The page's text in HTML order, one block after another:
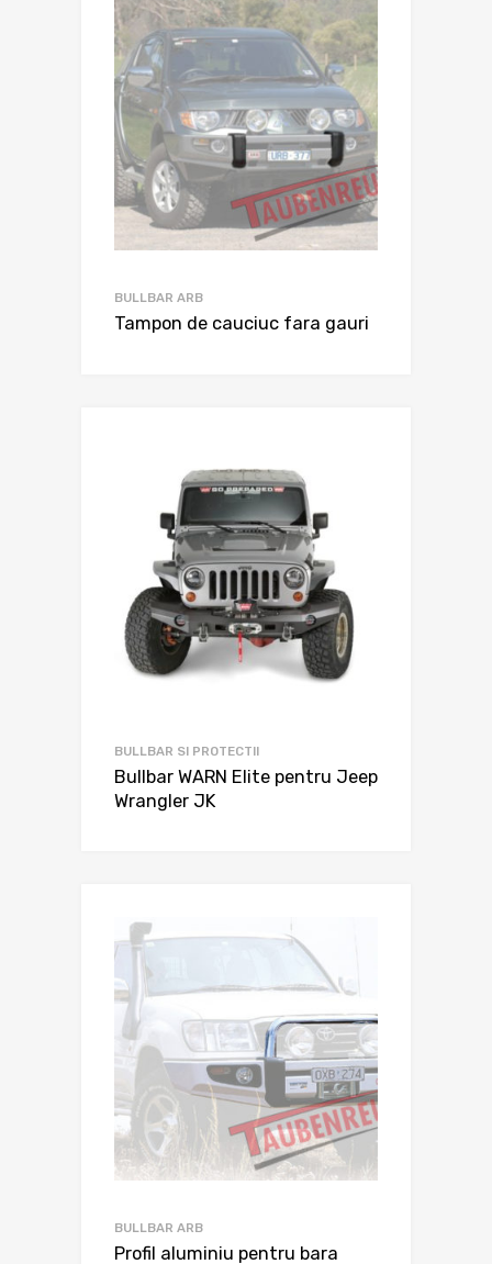
BULLBAR ARB
Tampon de cauciuc fara gauri
BULLBAR SI PROTECTII
Bullbar WARN Elite pentru Jeep
Wrangler JK
BULLBAR ARB
Profil aluminiu pentru bara